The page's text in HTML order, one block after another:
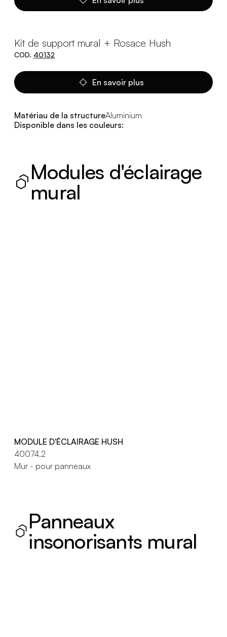
Kit de support mural + Rosace Hush
COD. 40132
En savoir plus
Matériau de la structureAluminium
Disponible dans les couleurs:
Modules d'éclairage
mural
MODULE D'ÉCLAIRAGE HUSH
40074.2
Mur - pour panneaux
Panneaux
insonorisants mural